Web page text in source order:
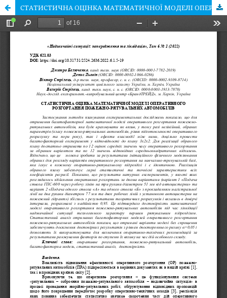
СТАТИСТИЧНА ОЦІНКА МАТЕМАТИЧНОЇ МОДЕЛІ ОПЕРАТИВНОГО РОЗГОРТАННЯ ПОЖЕЖНО-РЯТУВАЛЬНИХ АВТОМОБІЛІВ